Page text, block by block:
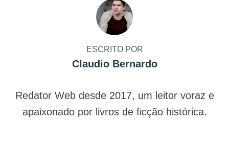
ESCRITO POR
Claudio Bernardo
Redator Web desde 2017, um leitor voraz e
apaixonado por livros de ficção histórica.